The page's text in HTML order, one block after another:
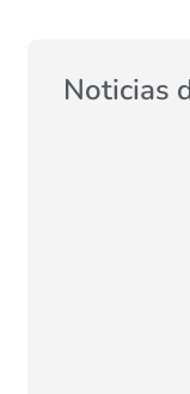
Noticias